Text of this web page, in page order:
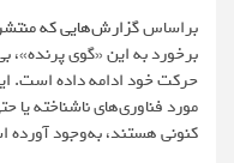
براساسگزارش‌هایی که
برخورد به این «گوی
حرکت خود ادامه داده است.
مورد فناوری‌های ناشناخته یا
کنونی هستند، به‌وجود